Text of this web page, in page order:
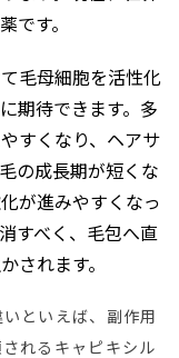
です。
毛母細胞を活性化
期待できます。多
すくなり、ヘアサ
の成長期が短くな
が進みやすくなっ
すべく、毛包へ直
されます。
といえば、副作用
れるキャピキシル